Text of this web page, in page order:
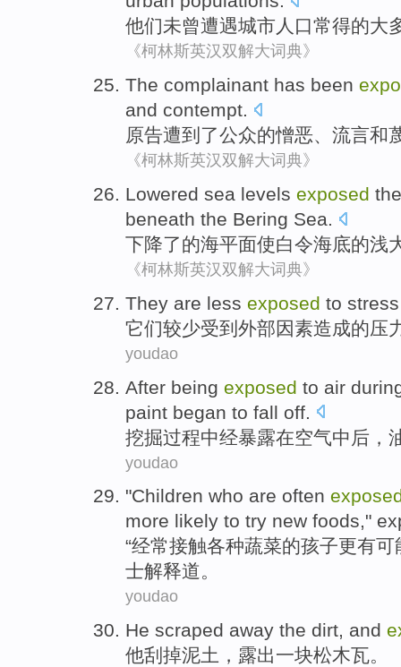
他们未曾遭遇城市人口常得的大
《柯林斯英汉双解大词典》
The complainant has been
and contempt.
原告遭到 了公众的憎恶、 流言和
《柯林斯英汉双解大词典》
Lowered sea levels exposed the
beneath the Bering Sea.
下降了的海平面使白令海底的浅
《柯林斯英汉双解大词典》
They are less exposed to
它们较少受到外部因素造成的压
youdao
After being exposed to air
paint began to fall off.
挖掘过程中经暴露在空气中后，
youdao
"Children who are often
more likely to try new foods,"
“经常接触各种蔬菜的孩子更有可
士解释道。
youdao
He scraped away the dirt, and
他刮 掉泥土 ， 露出一块松木瓦。